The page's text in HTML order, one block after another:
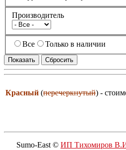
Производитель
Все Только в наличии
Красный (перечеркнутый) -
Sumo-East © ИП Тихомиров